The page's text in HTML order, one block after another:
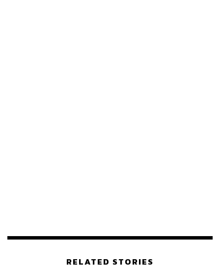
RELATED STORIES